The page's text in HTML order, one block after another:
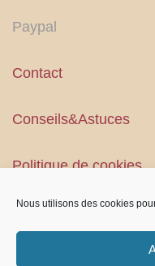
Nous utilisons des cookies
Paypal
Contact
Conseils&Astuces
Politique de cookies
Conditions Générales